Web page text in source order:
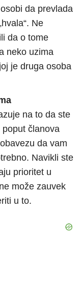
da prevlada
Ne
da o tome
neko uzima
je druga osoba
na to da ste
članova
da vam
Navikli ste
prioritet u
može zauvek
u to.